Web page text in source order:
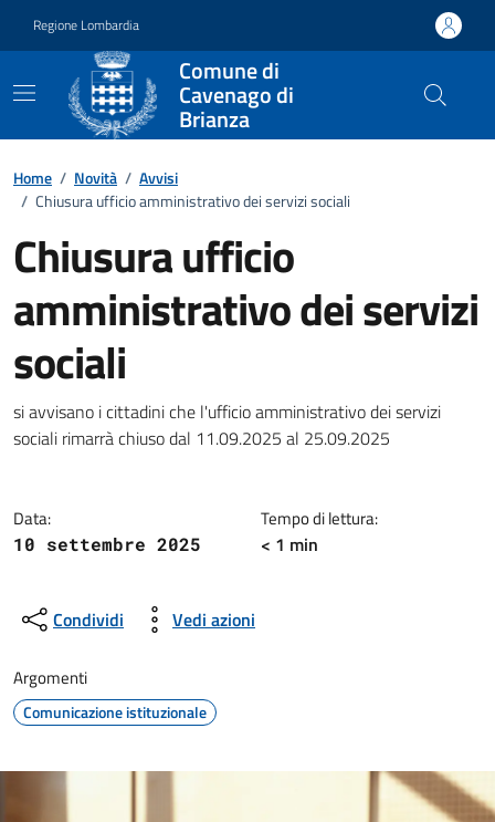
Regione Lombardia
Comune di
Cavenago di
Brianza
Home / Novità / Avvisi
/ Chiusura ufficio amministrativo dei servizi sociali
Chiusura ufficio
amministrativo dei servizi
sociali
Dettagli della notizia
si avvisano i cittadini che l'ufficio amministrativo dei servizi
sociali rimarrà chiuso dal 11.09.2025 al 25.09.2025
Data:
10 settembre 2025
Tempo di lettura:
< 1 min
Condividi Vedi azioni
Argomenti
Comunicazione istituzionale